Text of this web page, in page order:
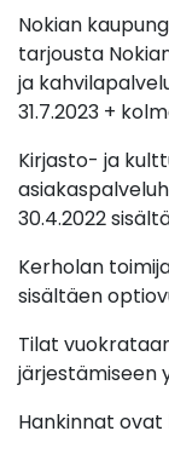
Nokian
tarjousta
ja
31.7.2023 +
Kirjasto- ja
30.4.2022
Kerholan
sisältäen
Tilat
järjestämiseen
Hankinnat ovat